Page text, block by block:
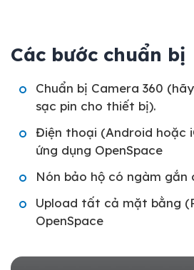
Các bước chuẩn bị
Chuẩn bị Camera 360
sạc pin cho thiết bị).
Điện thoại (Android hoặc
ứng dụng OpenSpace
Nón bảo hộ có ngàm gắn
Upload tất cả mặt bằng
OpenSpace